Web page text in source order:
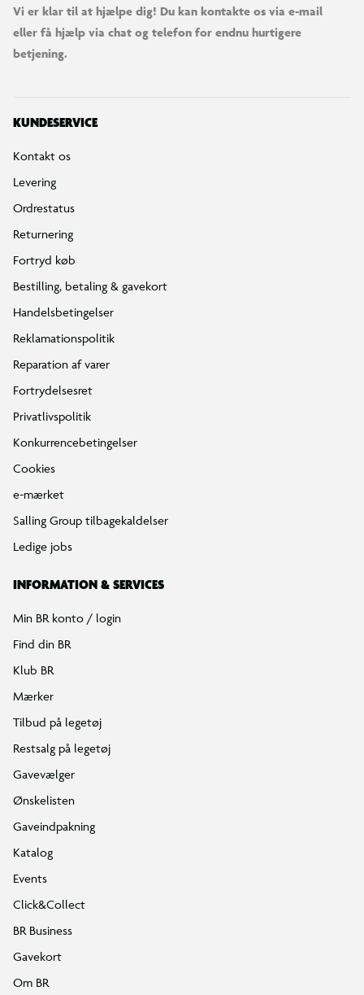
Vi er klar til at hjælpe dig! Du kan kontakte os via e-mail
eller få hjælp via chat og telefon for endnu hurtigere
betjening.
KUNDESERVICE
Kontakt os
Levering
Ordrestatus
Returnering
Fortryd køb
Bestilling, betaling & gavekort
Handelsbetingelser
Reklamationspolitik
Reparation af varer
Fortrydelsesret
Privatlivspolitik
Konkurrencebetingelser
Cookies
e-mærket
Salling Group tilbagekaldelser
Ledige jobs
INFORMATION & SERVICES
Min BR konto / login
Find din BR
Klub BR
Mærker
Tilbud på legetøj
Restsalg på legetøj
Gavevælger
Ønskelisten
Gaveindpakning
Katalog
Events
Click&Collect
BR Business
Gavekort
Om BR